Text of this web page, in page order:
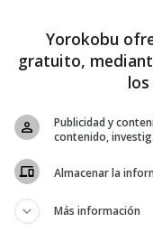
Castrogonzalo
Yorokobu
gratuito,
Publicidad y
contenido,
Almacenar la
Más información